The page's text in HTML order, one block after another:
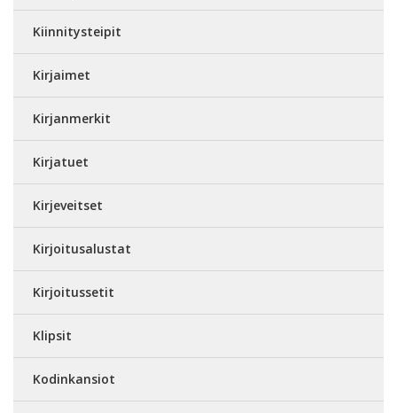
Kiinnitysteipit
Kirjaimet
Kirjanmerkit
Kirjatuet
Kirjeveitset
Kirjoitusalustat
Kirjoitussetit
Klipsit
Kodinkansiot